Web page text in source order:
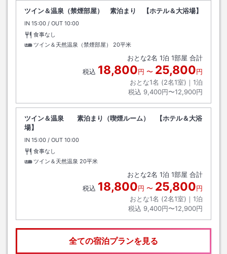
ツイン＆温泉（禁煙部屋） 素泊まり 【ホテル＆大浴場】
IN チェックイン
15:00 / OUT チェックアウト
10:00
食事なし
ツイン＆天然温泉（禁煙部屋）
20平米
おとな2名 1泊 1部屋 合計
税込 18,800円 〜 25,800円
おとな1名 (2名1室)｜ 1泊
税込 9,400円〜12,900円
ツイン＆温泉 素泊まり（喫煙ルーム） 【ホテル＆大浴
場】
IN チェックイン
15:00 / OUT チェックアウト
10:00
食事なし
ツイン＆天然温泉 20平米
おとな2名 1泊 1部屋 合計
税込 18,800円 〜 25,800円
おとな1名 (2名1室)｜ 1泊
税込 9,400円〜12,900円
全ての宿泊プランを見る